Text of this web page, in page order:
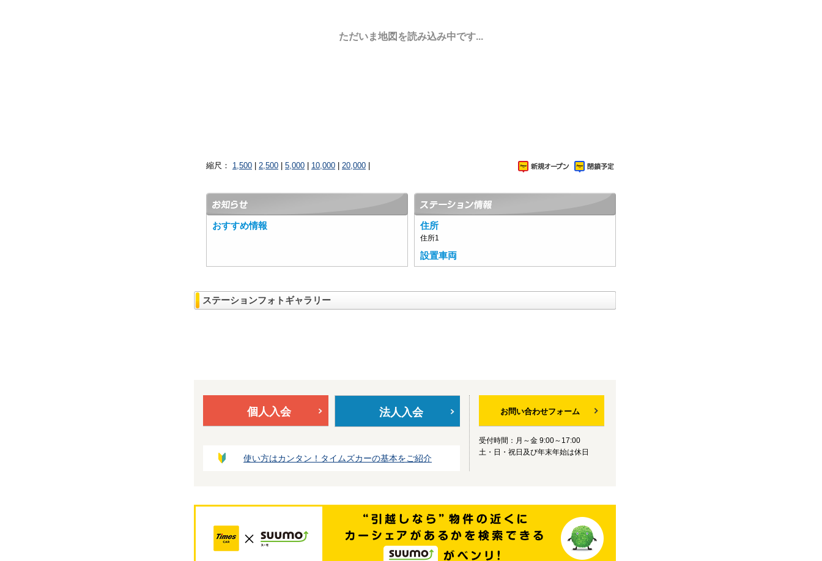
ただいま地図を読み込み中です...
縮尺： 1,500 2,500 5,000 10,000 20,000
おすすめ情報 住所
住所1
設置車両
ステーションフォトギャラリー
個人入会 法人入会
使い方はカンタン！タイムズカーの基本をご紹介
お問い合わせフォーム
受付時間：月～金 9:00～17:00
土・日・祝日及び年末年始は休日